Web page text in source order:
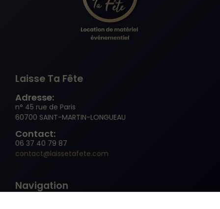
Laisse Ta Fête
Adresse:
n° 45 rue de Paris
60700 SAINT-MARTIN-LONGUEAU
Contact:
06 37 40 79 87
contact@laissetafete.com
Navigation
Nécessaire
et la